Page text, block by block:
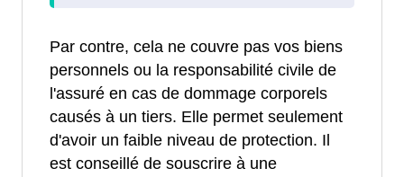
Par contre, cela ne couvre pas vos biens
personnels ou la responsabilité civile de
l'assuré en cas de dommage corporels
causés à un tiers. Elle permet seulement
d'avoir un faible niveau de protection. Il
est conseillé de souscrire à une